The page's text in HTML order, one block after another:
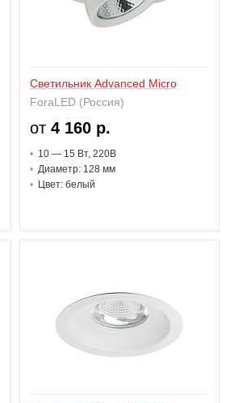
Светильник Advanced Micro
ForaLED (Россия)
от4 160 р.
10 — 15 Вт, 220В
Диаметр: 128 мм
Цвет: белый